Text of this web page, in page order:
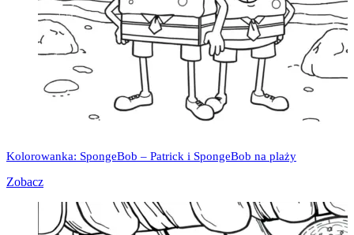
Kolorowanka: SpongeBob – Patrick i SpongeBob na plaży
Zobacz